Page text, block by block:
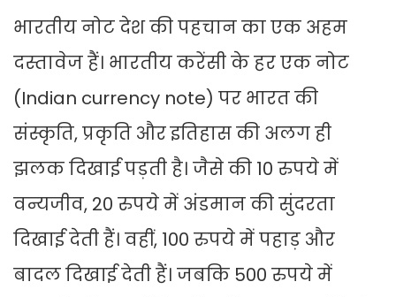
भारतीय नोट देश की पहचान का एक अहम
दस्तावेज हैं। भारतीय करेंसी के हर एक नोट
(Indian currency note) पर भारत की
संस्कृति, प्रकृति और इतिहास की अलग ही
झलक दिखाई पड़ती है। जैसे की 10 रुपये में
वन्यजीव, 20 रुपये में अंडमान की सुंदरता
दिखाई देती हैं। वहीं, 100 रुपये में पहाड़ और
बादल दिखाई देती हैं। जबकि 500 रुपये में